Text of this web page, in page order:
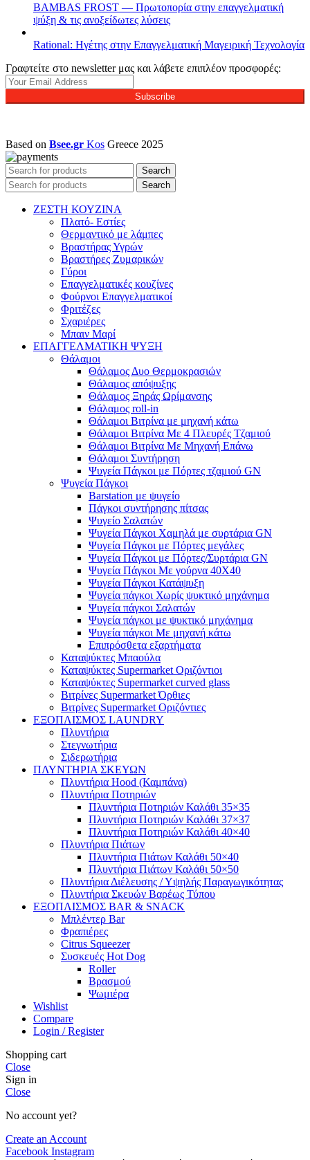
BAMBAS FROST — Πρωτοπορία στην επαγγελματική
ψύξη & τις ανοξείδωτες λύσεις
Rational: Ηγέτης στην Επαγγελματική Μαγειρική Τεχνολογία
Γραφτείτε στο newsletter μας και λάβετε επιπλέον προσφορές:
Subscribe
Based on Bsee.gr Kos Greece 2025
Search
Search
ΖΕΣΤΗ ΚΟΥΖΙΝΑ
Πλατό- Εστίες
Θερμαντικό με λάμπες
Βραστήρας Υγρών
Βραστήρες Ζυμαρικών
Γύροι
Επαγγελματικές κουζίνες
Φούρνοι Επαγγελματικοί
Φριτέζες
Σχαριέρες
Μπαιν Μαρί
ΕΠΑΓΓΕΛΜΑΤΙΚΗ ΨΥΞΗ
Θάλαμοι
Θάλαμος Δυο Θερμοκρασιών
Θάλαμος απόψυξης
Θάλαμος Ξηράς Ωρίμανσης
Θάλαμος roll-in
Θάλαμοι Βιτρίνα με μηχανή κάτω
Θάλαμοι Βιτρίνα Με 4 Πλευρές Τζαμιού
Θάλαμοι Βιτρίνα Με Μηχανή Επάνω
Θάλαμοι Συντήρηση
Ψυγεία Πάγκοι με Πόρτες τζαμιού GN
Ψυγεία Πάγκοι
Barstation με ψυγείο
Πάγκοι συντήρησης πίτσας
Ψυγείο Σαλατών
Ψυγεία Πάγκοι Χαμηλά με συρτάρια GN
Ψυγεία Πάγκοι με Πόρτες μεγάλες
Ψυγεία Πάγκοι με Πόρτες/Συρτάρια GN
Ψυγεία Πάγκοι Με γούρνα 40Χ40
Ψυγεία Πάγκοι Κατάψυξη
Ψυγεία πάγκοι Χωρίς ψυκτικό μηχάνημα
Ψυγεία πάγκοι Σαλατών
Ψυγεία πάγκοι με ψυκτικό μηχάνημα
Ψυγεία πάγκοι Με μηχανή κάτω
Επιπρόσθετα εξαρτήματα
Καταψύκτες Μπαούλα
Καταψύκτες Supermarket Οριζόντιοι
Καταψύκτες Supermarket curved glass
Βιτρίνες Supermarket Όρθιες
Βιτρίνες Supermarket Οριζόντιες
ΕΞΟΠΛΙΣΜΟΣ LAUNDRY
Πλυντήρια
Στεγνωτήρια
Σιδερωτήρια
ΠΛΥΝΤΗΡΙΑ ΣΚΕΥΩΝ
Πλυντήρια Hood (Καμπάνα)
Πλυντήρια Ποτηριών
Πλυντήρια Ποτηριών Καλάθι 35×35
Πλυντήρια Ποτηριών Καλάθι 37×37
Πλυντήρια Ποτηριών Καλάθι 40×40
Πλυντήρια Πιάτων
Πλυντήρια Πιάτων Καλάθι 50×40
Πλυντήρια Πιάτων Καλάθι 50×50
Πλυντήρια Διέλευσης / Υψηλής Παραγωγικότητας
Πλυντήρια Σκευών Βαρέως Τύπου
ΕΞΟΠΛΙΣΜΟΣ BAR & SNACK
Μπλέντερ Bar
Φραπιέρες
Citrus Squeezer
Συσκευές Hot Dog
Roller
Βρασμού
Ψωμιέρα
Wishlist
Compare
Login / Register
Shopping cart
Close
Sign in
Close
No account yet?
Create an Account
Facebook Instagram